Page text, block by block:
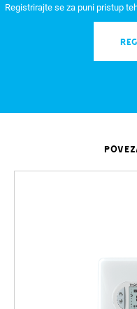
Registrirajte se za puni pristup